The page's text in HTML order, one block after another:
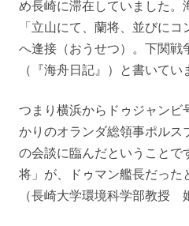
め長崎に滞在していました。
「立山にて、蘭将、並びに
へ逢接（おうせつ）。下関戦
（『海舟日記』）と書いてい
つまり横浜からドゥジャン
かりのオランダ総領事ポルス
の会談に臨んだということ
将」が、ドゥマン艦長だった
（長崎大学環境科学部教授